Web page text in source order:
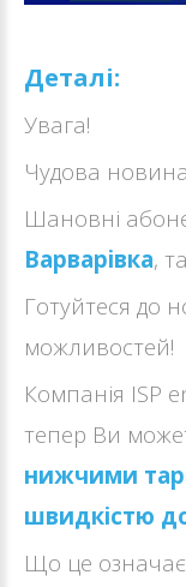
Деталі:
Увага!
Чудова
Шановні
Варварівка, та
Готуйтеся до
можливостей!
Компанія ISP
тепер Ви
нижчими
швидкістю
Що це